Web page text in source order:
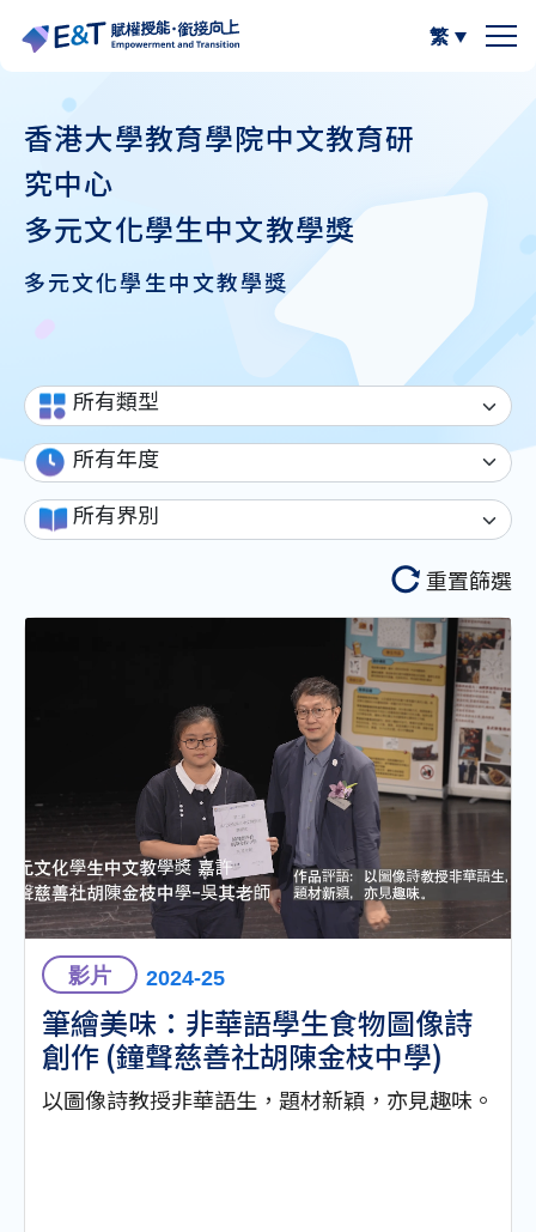
計劃內容
最新動態
計劃活動與發展
關於比賽
作品集
資源區
W.I.S.E【以寫帶讀】
閲讀教學資源
寫作教學資源
A A A
繁
香港大學教育學院中文教育研
究中心
多元文化學生中文教學獎
多元文化學生中文教學獎
重置篩選
影片 2024-25
筆繪美味：非華語學生食物圖像詩
創作 (鐘聲慈善社胡陳金枝中學)
以圖像詩教授非華語生，題材新穎，亦見趣味。